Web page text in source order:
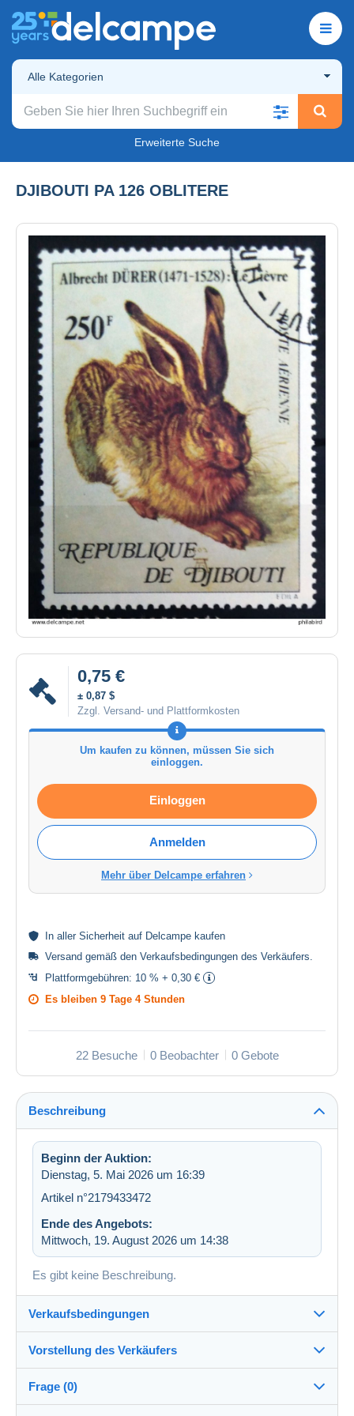
Alle Kategorien
Erweiterte Suche
DJIBOUTI PA 126 OBLITERE
0,75 €
± 0,87 $
Zzgl. Versand- und Plattformkosten
Um kaufen zu können, müssen Sie sich
einloggen.
Einloggen
Anmelden
Mehr über Delcampe erfahren
In aller Sicherheit auf Delcampe kaufen
Versand gemäß den Verkaufsbedingungen des Verkäufers
Plattformgebühren: 10 % + 0,30 €
Es bleiben 9 Tage 4 Stunden
22 Besuche 0 Beobachter 0 Gebote
Beschreibung
Beginn der Auktion:
Dienstag, 5. Mai 2026 um 16:39
Artikel n°2179433472
Ende des Angebots:
Mittwoch, 19. August 2026 um 14:38
Es gibt keine Beschreibung.
Verkaufsbedingungen
Versand nach:
Die Liste der Länder einsehen
Versand:
Vorstellung des Verkäufers
philabird100%(85845x)
Frage (0)